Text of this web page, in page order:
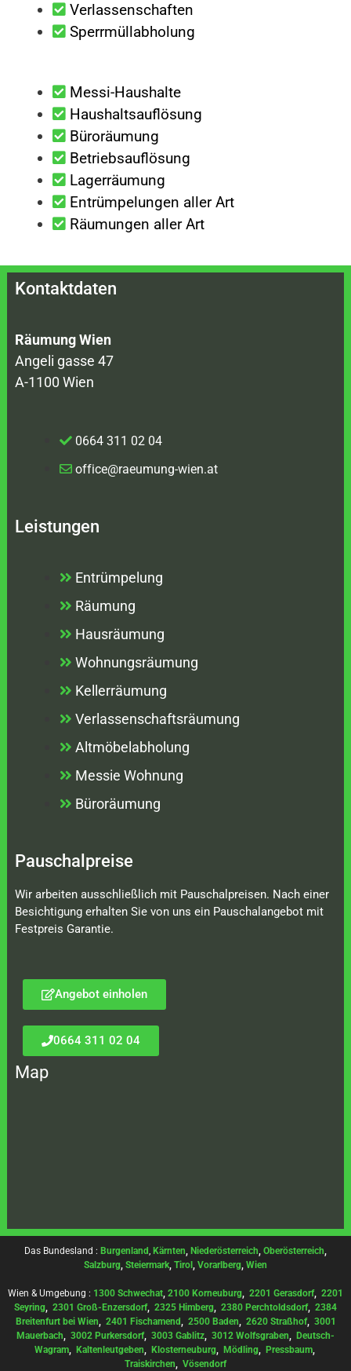
Verlassenschaften
Sperrmüllabholung
Messi-Haushalte
Haushaltsauflösung
Büroräumung
Betriebsauflösung
Lagerräumung
Entrümpelungen aller Art
Räumungen aller Art
Kontaktdaten
Räumung Wien
Angeli gasse 47
A-1100 Wien
0664 311 02 04
office@raeumung-wien.at
Leistungen
Entrümpelung
Räumung
Hausräumung
Wohnungsräumung
Kellerräumung
Verlassenschaftsräumung
Altmöbelabholung
Messie Wohnung
Büroräumung
Pauschalpreise
Wir arbeiten ausschließlich mit Pauschalpreisen. Nach einer
Besichtigung erhalten Sie von uns ein Pauschalangebot mit
Festpreis Garantie.
Angebot einholen
0664 311 02 04
Map
Das Bundesland : Burgenland Kärnten Niederösterreich Oberösterreich
Salzburg Steiermark Tirol Vorarlberg Wien
Wien & Umgebung : 1300 Schwechat 2100 Korneuburg 2201 Gerasdorf, 2201
Seyring
2301 Groß-Enzersdorf, 2325 Himberg 2380 Perchtoldsdorf, 2384
Breitenfurt bei Wien
2401 Fischamend 2500 Baden 2620 Straßhof, 3001
Mauerbach
3002 Purkersdorf, 3003 Gablitz 3012 Wolfsgraben
Deutsch-
Wagram, Kaltenleutgeben Klosterneuburg, Mödling, Pressbaum,
Traiskirchen
Vösendorf